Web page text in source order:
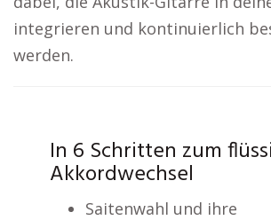
integrieren und kontinuierlich
werden.
In 6 Schritten zum
Akkordwechsel
Saitenwahl und ihre